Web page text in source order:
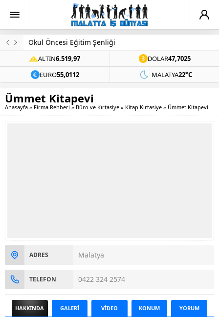
Okul Öncesi Eğitim Şenliği
ALTIN6.519,97 DOLAR47,7025
EURO55,0112 MALATYA22°C
Ümmet Kitapevi
Anasayfa » Firma Rehberi » Büro ve Kırtasiye » Kitap Kırtasiye » Ümmet Kitapevi
ADRES Malatya
TELEFON 0422 324 2574
HAKKINDA GALERİ VİDEO KONUM YORUM